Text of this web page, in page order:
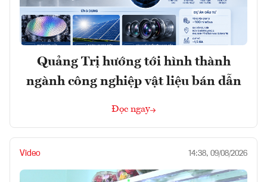
Quảng Trị hướng tới hình thành
ngành công nghiệp vật liệu bán dẫn
Đọc ngay
Video 14:38, 09/08/2026